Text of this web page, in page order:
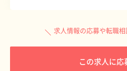
求人情報の応募や転職
この求人に応